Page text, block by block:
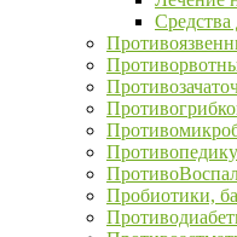
Средства
Пробиотики,